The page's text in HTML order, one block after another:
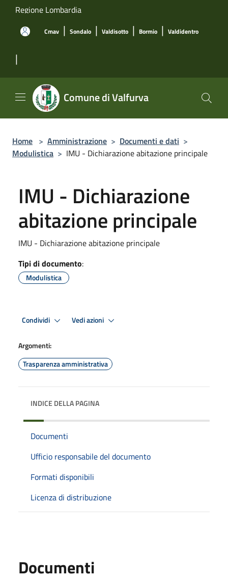
Salta al contenuto principale
Regione Lombardia
Cmav | Sondalo | Valdisotto | Bormio | Valdidentro
|
Comune di Valfurva
Home > Amministrazione > Documenti e dati >
Modulistica > IMU - Dichiarazione abitazione principale
IMU - Dichiarazione
abitazione principale
IMU - Dichiarazione abitazione principale
Tipi di documento:
Modulistica
Condividi Vedi azioni
Argomenti:
Trasparenza amministrativa
INDICE DELLA PAGINA
Documenti
Ufficio responsabile del documento
Formati disponibili
Licenza di distribuzione
Documenti